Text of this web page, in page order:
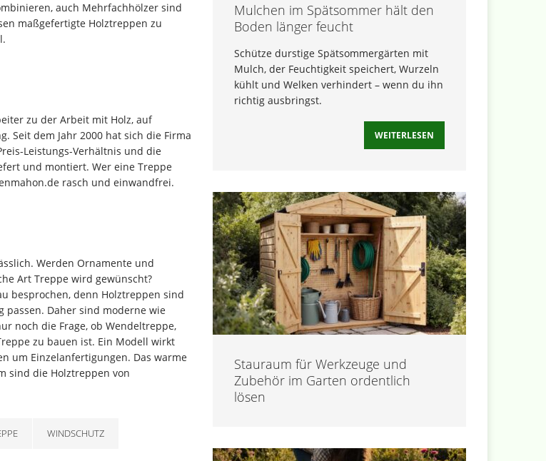
auch Mehrfachhölzer sind
maßgefertigte Holztreppen zu
zu der Arbeit mit Holz, auf
Seit dem Jahr 2000 hat sich die Firma
Leistungs-Verhältnis und die
und montiert. Wer eine Treppe
rasch und einwandfrei.
Werden Ornamente und
Art Treppe wird gewünscht?
besprochen, denn Holztreppen sind
passen. Daher sind moderne wie
noch die Frage, ob Wendeltreppe,
zu bauen ist. Ein Modell wirkt
um Einzelanfertigungen. Das warme
sind die Holztreppen von
WINDSCHUTZ
Mulchen im Spätsommer hält den
Boden länger feucht
Schütze durstige Spätsommergärten mit
Mulch, der Feuchtigkeit speichert, Wurzeln
kühlt und Welken verhindert – wenn du ihn
richtig ausbringst.
WEITERLESEN
Stauraum für Werkzeuge und
Zubehör im Garten ordentlich
lösen